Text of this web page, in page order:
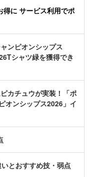
得に サービス利用でポ
ンピオンシップス
シャツ緑を獲得でき
カチュウが実装！「ポ
オンシップス2026」イ
とおすすめ技・弱点